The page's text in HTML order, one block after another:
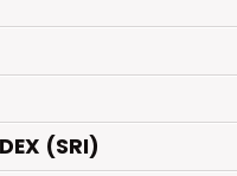
(SRI)